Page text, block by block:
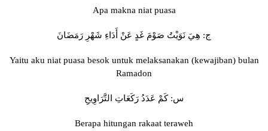
Apa makna niat puasa
ج: هِيَ نَوَيْتُ صَوْمَ غَدٍ عَنْ أَدَاءِ شَهْرِ رَمَضَانَ
Yaitu aku niat puasa besok untuk melaksanakan (kewajiban) bulan
Ramadon
س: كَمْ عَدَدُ رَكَعَاتِ التَّرَاوِيحِ
Berapa hitungan rakaat teraweh